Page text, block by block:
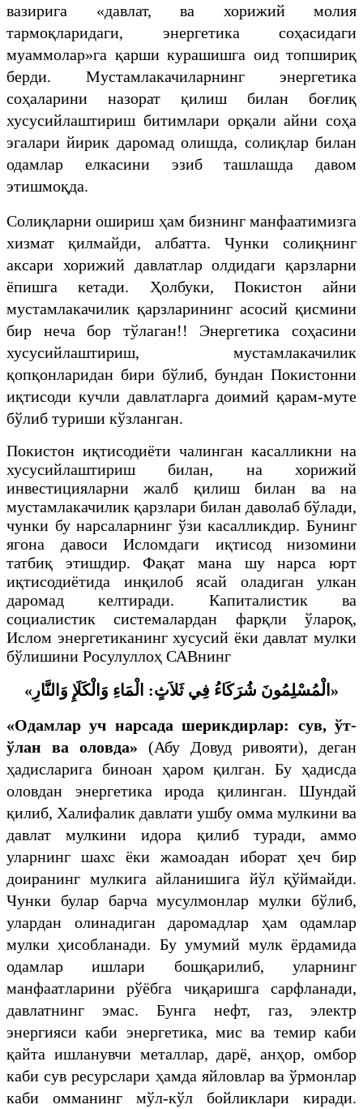
вазирига «давлат, ва хорижий молия
тармоқларидаги, энергетика соҳасидаги
муаммолар»га қарши курашишга оид топшириқ
берди. Мустамлакачиларнинг энергетика
соҳаларини назорат қилиш билан боғлиқ
хусусийлаштириш битимлари орқали айни соҳа
эгалари йирик даромад олишда, солиқлар билан
одамлар елкасини эзиб ташлашда давом
этишмоқда.
Солиқларни ошириш ҳам бизнинг манфаатимизга
хизмат қилмайди, албатта. Чунки солиқнинг
аксари хорижий давлатлар олдидаги қарзларни
ёпишга кетади. Ҳолбуки, Покистон айни
мустамлакачилик қарзларининг асосий қисмини
бир неча бор тўлаган!! Энергетика соҳасини
хусусийлаштириш, мустамлакачилик
қопқонларидан бири бўлиб, бундан Покистонни
иқтисоди кучли давлатларга доимий қарам-муте
бўлиб туриши кўзланган.
Покистон иқтисодиёти чалинган касалликни на
хусусийлаштириш билан, на хорижий
инвестицияларни жалб қилиш билан ва на
мустамлакачилик қарзлари билан даволаб бўлади,
чунки бу нарсаларнинг ўзи касалликдир. Бунинг
ягона давоси Исломдаги иқтисод низомини
татбиқ этишдир. Фақат мана шу нарса юрт
иқтисодиётида инқилоб ясай оладиган улкан
даромад келтиради. Капиталистик ва
социалистик системалардан фарқли ўлароқ,
Ислом энергетиканинг хусусий ёки давлат мулки
бўлишини Росулуллоҳ САВнинг
«الْمُسْلِمُونَ شُرَكَاءُ فِي ثَلاَثٍ: الْمَاءِ وَالْكَلَإِ وَالنَّارِ»
«Одамлар уч нарсада шерикдирлар: сув, ўт-
ўлан ва оловда» (Абу Довуд ривояти), деган
ҳадисларига биноан ҳаром қилган. Бу ҳадисда
оловдан энергетика ирода қилинган. Шундай
қилиб, Халифалик давлати ушбу омма мулкини ва
давлат мулкини идора қилиб туради, аммо
уларнинг шахс ёки жамоадан иборат ҳеч бир
доиранинг мулкига айланишига йўл қўймайди.
Чунки булар барча мусулмонлар мулки бўлиб,
улардан олинадиган даромадлар ҳам одамлар
мулки ҳисобланади. Бу умумий мулк ёрдамида
одамлар ишлари бошқарилиб, уларнинг
манфаатларини рўёбга чиқаришга сарфланади,
давлатнинг эмас. Бунга нефт, газ, электр
энергияси каби энергетика, мис ва темир каби
қайта ишланувчи металлар, дарё, анҳор, омбор
каби сув ресурслари ҳамда яйловлар ва ўрмонлар
каби омманинг мўл-кўл бойликлари киради.